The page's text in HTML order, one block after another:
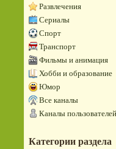
Развлечения
Сериалы
Спорт
Транспорт
Фильмы и анимация
Хобби и образование
Юмор
Все каналы
Каналы пользователей
Категории раздела